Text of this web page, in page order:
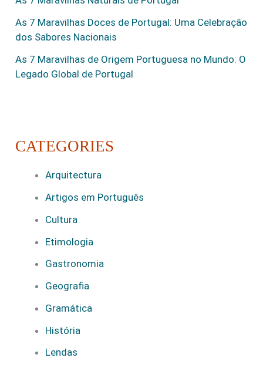
As 7 Maravilhas Doces de Portugal: Uma Celebração
dos Sabores Nacionais
As 7 Maravilhas de Origem Portuguesa no Mundo: O
Legado Global de Portugal
CATEGORIES
Arquitectura
Artigos em Português
Cultura
Etimologia
Gastronomia
Geografia
Gramática
História
Lendas